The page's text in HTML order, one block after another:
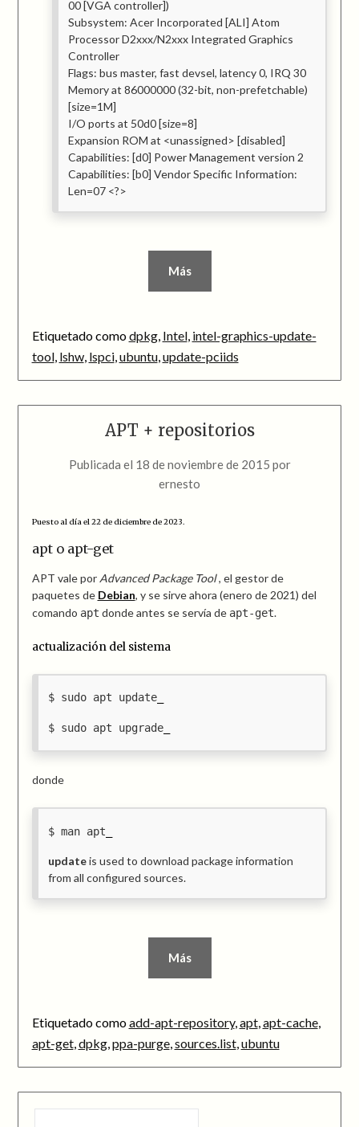
00 [VGA controller])
Subsystem: Acer Incorporated [ALI] Atom
Processor D2xxx/N2xxx Integrated Graphics
Controller
Flags: bus master, fast devsel, latency 0, IRQ 30
Memory at 86000000 (32-bit, non-prefetchable)
[size=1M]
I/O ports at 50d0 [size=8]
Expansion ROM at <unassigned> [disabled]
Capabilities: [d0] Power Management version 2
Capabilities: [b0] Vendor Specific Information:
Len=07 <?>
Más
Etiquetado comodpkg, Intel, intel-graphics-update-
tool, lshw, lspci, ubuntu, update-pciids
APT + repositorios
Publicada el 18 de noviembre de 2015 por
ernesto
Puesto al día el 22 de diciembre de 2023.
apt o apt-get
APT vale por Advanced Package Tool, el gestor de
paquetes de Debian, y se sirve ahora (enero de 2021) del
comando apt donde antes se servía de apt-get.
actualización del sistema
sudo apt update
sudo apt upgrade
donde
man apt
updateis used to download package information
from all configured sources.
Más
Etiquetado comoadd-apt-repository, apt, apt-cache,
apt-get, dpkg, ppa-purge, sources.list, ubuntu